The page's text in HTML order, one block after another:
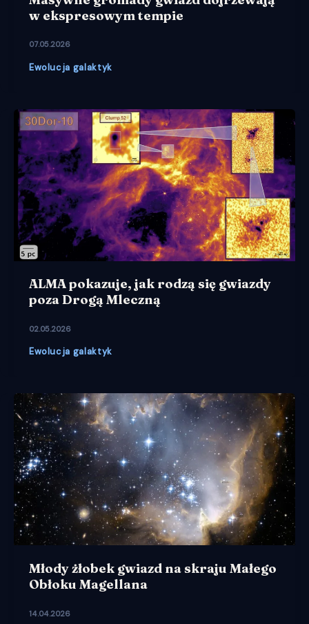
w ekspresowym tempie
07.05.2026
Ewolucja galaktyk
ALMA pokazuje, jak rodzą się gwiazdy
poza Drogą Mleczną
02.05.2026
Ewolucja galaktyk
Młody żłobek gwiazd na skraju Małego
Obłoku Magellana
14.04.2026